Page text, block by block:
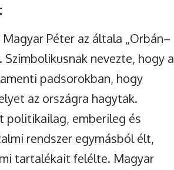
Péter az általa „Orbán–
nevezte, hogy a
padsorokban, hogy
az országra hagytak.
politikailag, emberileg és
rendszer egymásból élt,
tartalékait felélte. Magyar